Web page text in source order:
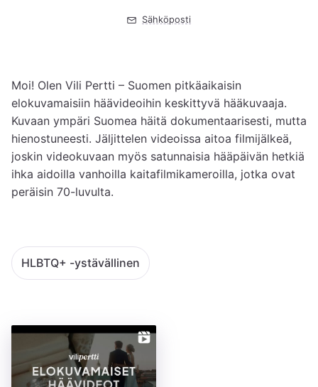
Sähköposti
Moi! Olen Vili Pertti – Suomen pitkäaikaisin
elokuvamaisiin häävideoihin keskittyvä hääkuvaaja.
Kuvaan ympäri Suomea häitä dokumentaarisesti, mutta
hienostuneesti. Jäljittelen videoissa aitoa filmijälkeä,
joskin videokuvaan myös satunnaisia hääpäivän hetkiä
ihka aidoilla vanhoilla kaitafilmikameroilla, jotka ovat
peräisin 70-luvulta.
HLBTQ+ -ystävällinen